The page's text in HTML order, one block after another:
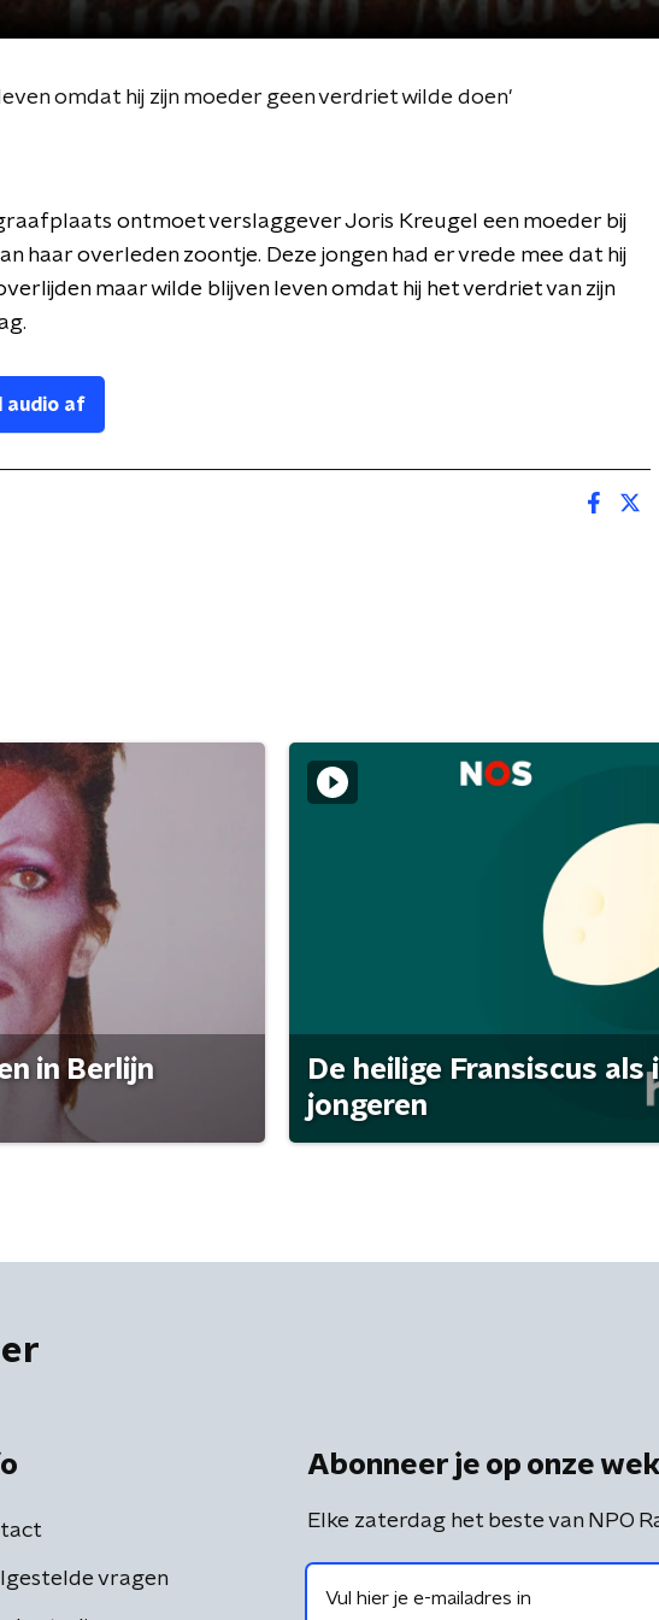
omdat hij zijn moeder geen verdriet wilde doen'
ontmoet verslaggever Joris Kreugel een moeder bij
haar overleden zoontje. Deze jongen had er vrede mee dat hij
maar wilde blijven leven omdat hij het verdriet van zijn
audio af
in Berlijn
De heilige Fransiscus
jongeren
vragen
Abonneer je op onze
Elke zaterdag het beste van NPO